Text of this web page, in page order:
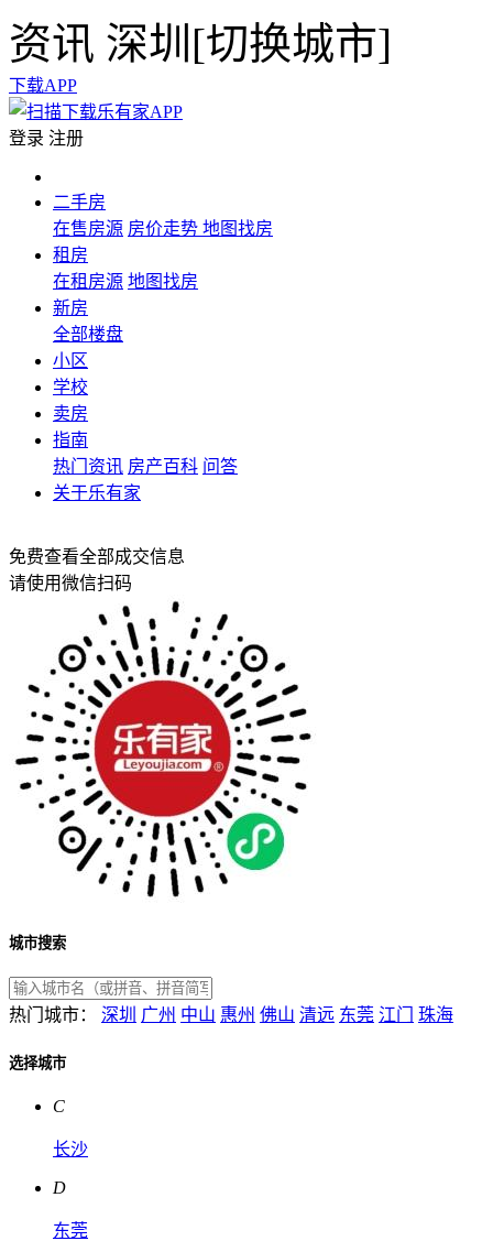
资讯 深圳[切换城市]
下载APP
登录 注册
二手房
在售房源 房价走势 地图找房
租房
在租房源 地图找房
新房
全部楼盘
小区
学校
卖房
指南
热门资讯 房产百科 问答
关于乐有家
免费查看全部成交信息
请使用微信扫码
城市搜索
热门城市： 深圳 广州 中山 惠州 佛山 清远 东莞 江门 珠海
选择城市
C
长沙
D
东莞